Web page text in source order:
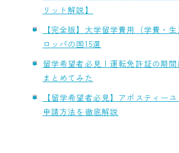
リット解説】
【完全版】大学留学費用（学費・
ロッパの国15選
留学希望者必見！運転免許証の期
まとめてみた
【留学希望者必見】アポスティー
申請方法を徹底解説